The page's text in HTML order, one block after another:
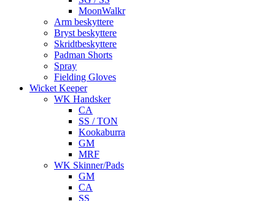
MoonWalkr
Arm beskyttere
Bryst beskyttere
Skridtbeskyttere
Padman Shorts
Spray
Fielding Gloves
Wicket Keeper
WK Handsker
CA
SS / TON
Kookaburra
GM
MRF
WK Skinner/Pads
GM
CA
SS